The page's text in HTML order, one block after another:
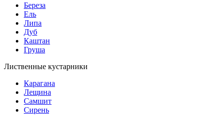
Береза
Ель
Липа
Дуб
Каштан
Груша
Лиственные кустарники
Карагана
Лещина
Самшит
Сирень